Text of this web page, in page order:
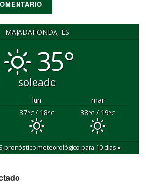
MAJADAHONDA, ES
35°
soleado
lun
mar
37°C/ 18°C 38°C/ 19°C
pronóstico meteorológico para 10 días ▸